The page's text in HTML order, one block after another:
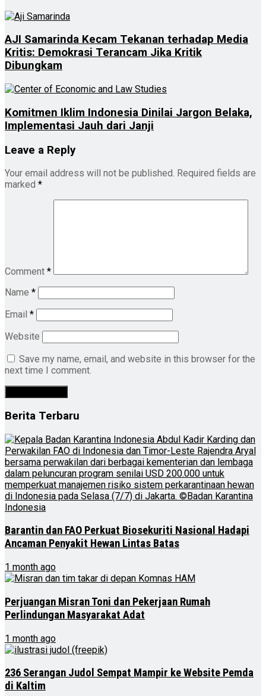
AJI Samarinda Kecam Tekanan terhadap Media
Kritis: Demokrasi Terancam Jika Kritik
Dibungkam
Komitmen Iklim Indonesia Dinilai Jargon Belaka,
Implementasi Jauh dari Janji
Leave a Reply
Your email address will not be published. Required fields are
marked *
Comment *
Name *
Email *
Website
Save my name, email, and website in this browser for the
next time I comment.
Berita Terbaru
Barantin dan FAO Perkuat Biosekuriti Nasional Hadapi
Ancaman Penyakit Hewan Lintas Batas
1 month ago
Perjuangan Misran Toni dan Pekerjaan Rumah
Perlindungan Masyarakat Adat
1 month ago
236 Serangan Judol Sempat Mampir ke Website Pemda
di Kaltim